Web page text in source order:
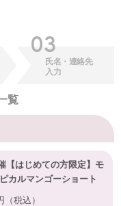
03
氏名・連絡先
入力
覧
【はじめての方限定】モ
カルマンゴーショート
税込）